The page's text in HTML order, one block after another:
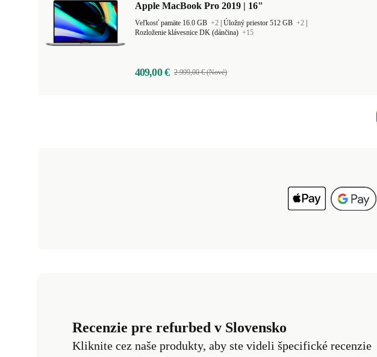
Apple MacBook Pro 2019 | 16"
Veľkosť pamäte 16.0 GB +2 Úložný priestor 512 GB +2
Rozloženie klávesnice DK (dánčina) +15
409,00 € 2 999,00 € (Nové)
Recenzie pre refurbed v Slovensko
Kliknite cez naše produkty, aby ste videli špecifické recenzie